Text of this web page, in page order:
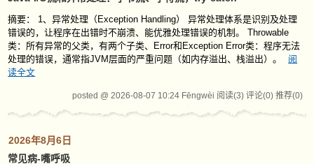
摘要： 1、异常处理（Exception Handling） 异常处理体系是识别及处理
错误的，让程序在出错时不崩溃、能优雅处理错误的机制。 Throwable
类：所有异常的父类，有两个子类、Error和Exception Error类：程序无法
处理的错误，通常指JVM层面的严重问题（如内存溢出、栈溢出）。
阅
读全文
posted @ 2026-08-07 10:24 Fēngwèi 阅读(3) 评论(0) 推荐(0)
2026年8月6日
常见病-嘴呼吸